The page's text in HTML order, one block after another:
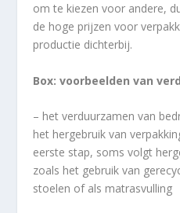
om te kiezen voor andere,
de hoge prijzen voor
productie dichterbij.
Box: voorbeelden van
– het verduurzamen van
het hergebruik van
eerste stap, soms volgt
zoals het gebruik van
stoelen of als matrasvulling